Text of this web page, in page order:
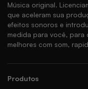
Música original.
que aceleram sua
efeitos sonoros e
medida para você,
melhores com som,
Produtos